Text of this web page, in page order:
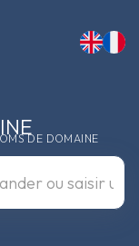
DE DOMAINE